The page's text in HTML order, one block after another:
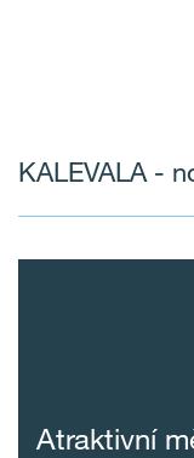
KALEVALA -
Atraktivní